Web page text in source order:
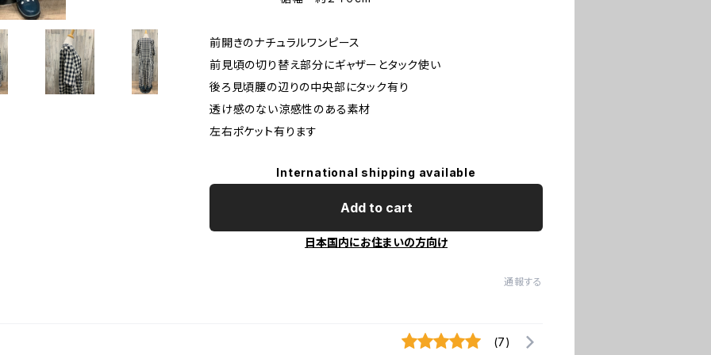
前開きのナチュラルワンピース
前見頃の切り替え部分にギャザーとタック使い
後ろ見頃腰の辺りの中央部にタック有り
透け感のない涼感性のある素材
左右ポケット有ります
International shipping available
Add to cart
日本国内にお住まいの方向け
通報する
(7)